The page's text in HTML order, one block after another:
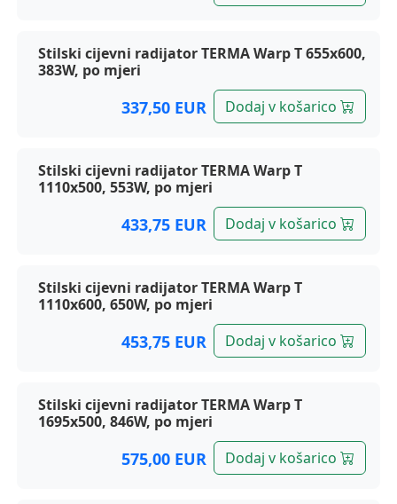
Stilski cijevni radijator TERMA Warp T 655x600,
383W, po mjeri
337,50 EUR Dodaj v košarico
Stilski cijevni radijator TERMA Warp T
1110x500, 553W, po mjeri
433,75 EUR Dodaj v košarico
Stilski cijevni radijator TERMA Warp T
1110x600, 650W, po mjeri
453,75 EUR Dodaj v košarico
Stilski cijevni radijator TERMA Warp T
1695x500, 846W, po mjeri
575,00 EUR Dodaj v košarico